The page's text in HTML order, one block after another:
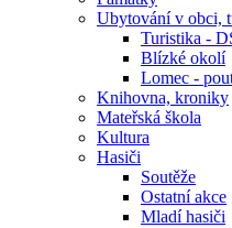
Ubytování v obci,
Turistika -
Blízké okolí
Lomec -
Knihovna, kroniky
Mateřská škola
Kultura
Hasiči
Soutěže
Ostatní akce
Mladí hasiči